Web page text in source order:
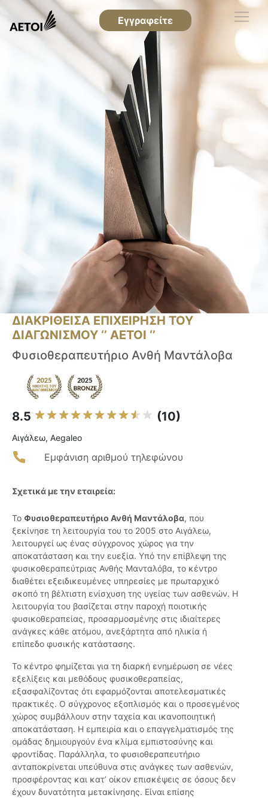
Εγγραφείτε
ΔΙΑΚΡΙΘΕΙΣΑ ΕΠΙΧΕΙΡΗΣΗ ΤΟΥ
ΔΙΑΓΩΝΙΣΜΟΥ ‘’ ΑΕΤΟΙ ‘’
Φυσιοθεραπευτήριο Ανθή Μαντάλοβα
8.5 (10)
Αιγάλεω, Aegaleo
Εμφάνιση αριθμού τηλεφώνου
Σχετικά με την εταιρεία:
Το Φυσιοθεραπευτήριο Ανθή Μαντάλοβα, που
ξεκίνησε τη λειτουργία του το 2005 στο Αιγάλεω,
λειτουργεί ως ένας σύγχρονος χώρος για την
αποκατάσταση και την ευεξία. Υπό την επίβλεψη της
φυσικοθεραπεύτριας Ανθής Μανταλόβα, το κέντρο
διαθέτει εξειδικευμένες υπηρεσίες με πρωταρχικό
σκοπό τη βέλτιστη ενίσχυση της υγείας των ασθενών. Η
λειτουργία του βασίζεται στην παροχή ποιοτικής
φυσικοθεραπείας, προσαρμοσμένης στις ιδιαίτερες
ανάγκες κάθε ατόμου, ανεξάρτητα από ηλικία ή
επίπεδο φυσικής κατάστασης.
Το κέντρο φημίζεται για τη διαρκή ενημέρωση σε νέες
εξελίξεις και μεθόδους φυσικοθεραπείας,
εξασφαλίζοντας ότι εφαρμόζονται αποτελεσματικές
πρακτικές. Ο σύγχρονος εξοπλισμός και ο προσεγμένος
χώρος συμβάλλουν στην ταχεία και ικανοποιητική
αποκατάσταση. Η εμπειρία και ο επαγγελματισμός της
ομάδας δημιουργούν ένα κλίμα εμπιστοσύνης και
φροντίδας. Παράλληλα, το φυσιοθεραπευτήριο
ανταποκρίνεται υπεύθυνα στις ανάγκες των ασθενών,
προσφέροντας και κατ’ οίκον επισκέψεις σε όσους δεν
έχουν δυνατότητα μετακίνησης. Είναι επίσης